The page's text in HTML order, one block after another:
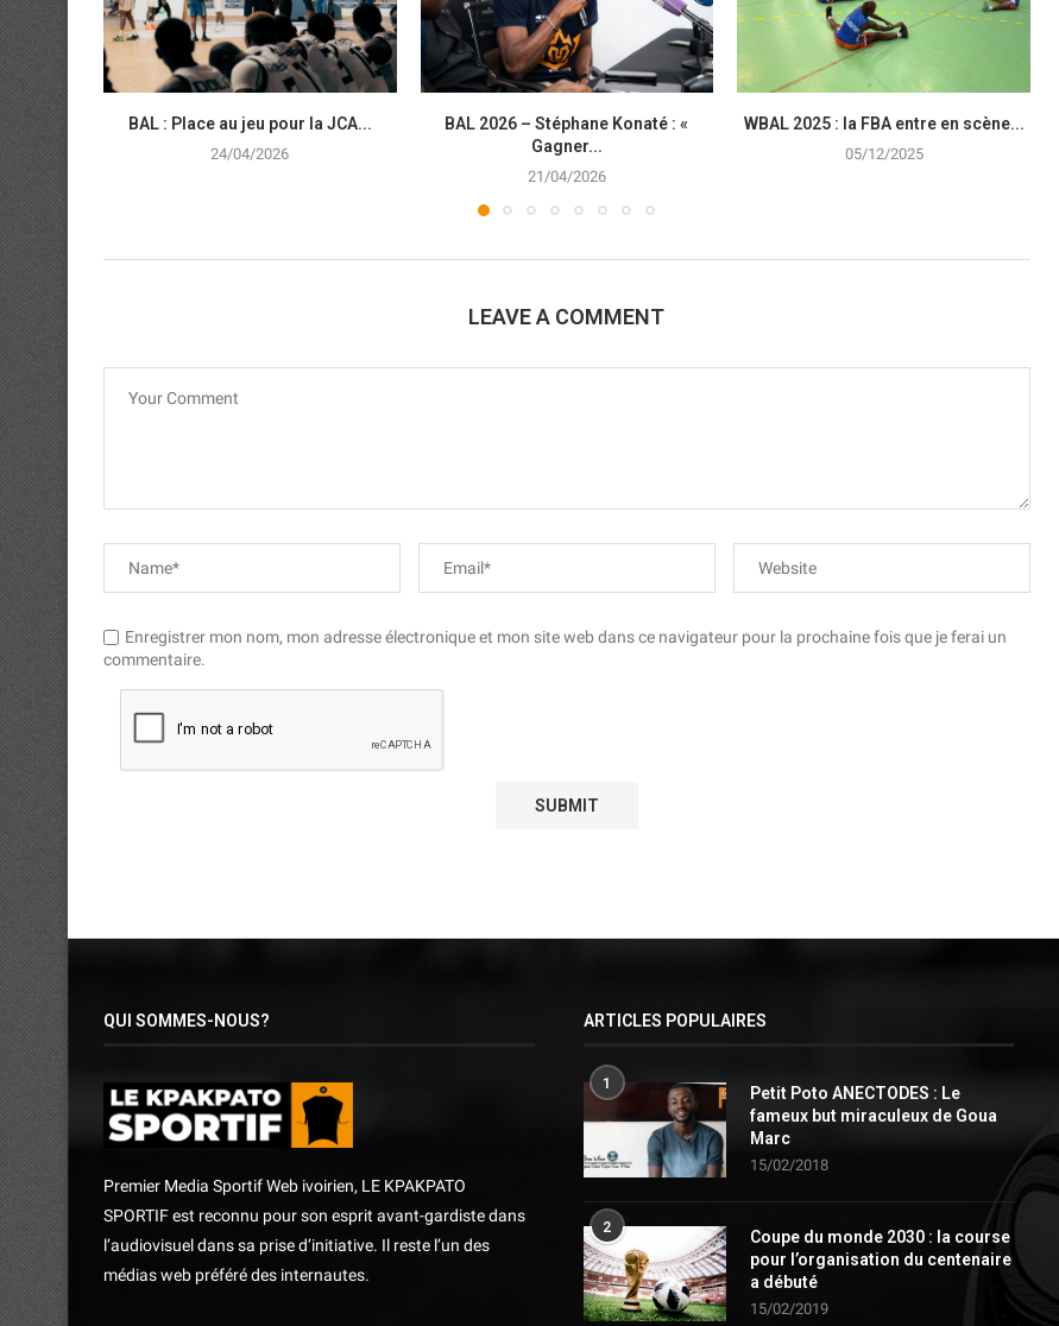
BAL : Place au jeu pour la JCA...
24/04/2026
BAL 2026 – Stéphane Konaté : «
Gagner...
21/04/2026
WBAL 2025 : la FBA entre en scène...
05/12/2025
LEAVE A COMMENT
Enregistrer mon nom, mon adresse électronique et mon site web dans ce navigateur pour la prochaine fois que je ferai un
commentaire.
QUI SOMMES-NOUS?
Premier Media Sportif Web ivoirien, LE KPAKPATO
SPORTIF est reconnu pour son esprit avant-gardiste dans
l’audiovisuel dans sa prise d’initiative. Il reste l’un des
médias web préféré des internautes.
ARTICLES POPULAIRES
1
Petit Poto ANECTODES : Le
fameux but miraculeux de Goua
Marc
15/02/2018
2
Coupe du monde 2030 : la course
pour l’organisation du centenaire
a débuté
15/02/2019